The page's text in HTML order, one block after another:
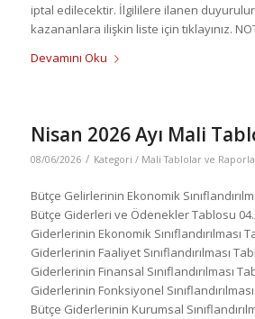
iptal edilecektir. İlgililere ilanen
kazananlara ilişkin liste için tıklayınız.
Devamını Oku
Nisan 2026 Ayı Mali
08/06/2026 / Kategori / Mali Tablolar ve
Bütçe Gelirlerinin Ekonomik
Bütçe Giderleri ve Ödenekler Tablosu
Giderlerinin Ekonomik Sınıflandırılması
Giderlerinin Faaliyet Sınıflandırılması
Giderlerinin Finansal Sınıflandırılması
Giderlerinin Fonksiyonel
Bütçe Giderlerinin Kurumsal